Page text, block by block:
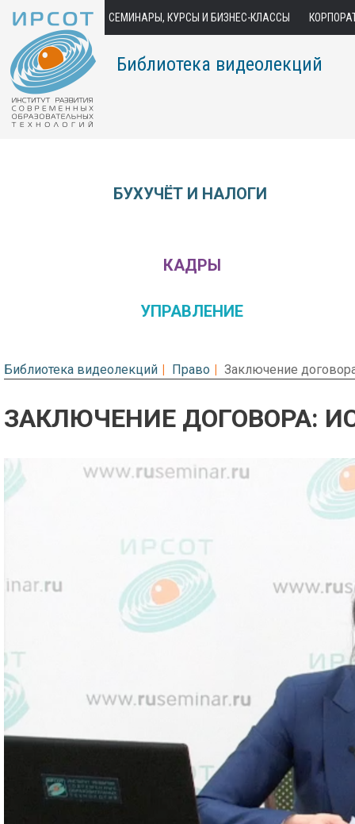
СЕМИНАРЫ, КУРСЫ И БИЗНЕС-КЛАССЫ
Библиотека видеолекций
БУХУЧЁТ И НАЛОГИ
КАДРЫ
УПРАВЛЕНИЕ
Библиотека видеолекций Право Заключение
ЗАКЛЮЧЕНИЕ ДОГОВОРА:
Предварительный просмотр.